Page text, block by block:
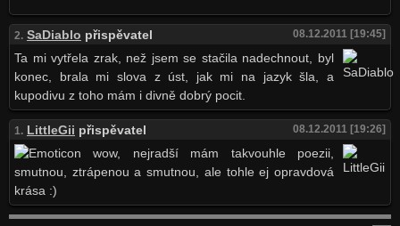
2. SaDiablo přispěvatel 08.12.2011 [19:45]
Ta mi vytřela zrak, než jsem se stačila nadechnout, byl
konec, brala mi slova z úst, jak mi na jazyk šla, a
kupodivu z toho mám i divně dobrý pocit.
1. LittleGii přispěvatel 08.12.2011 [19:26]
wow, nejradší mám takvouhle poezii,
smutnou, ztrápenou a smutnou, ale tohle ej opravdová
krása :)